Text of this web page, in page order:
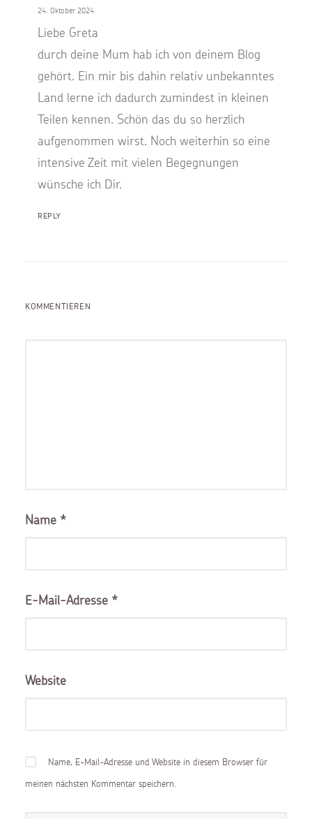
24. Oktober 2024
Liebe Greta
durch deine Mum hab ich von deinem Blog
gehört. Ein mir bis dahin relativ unbekanntes
Land lerne ich dadurch zumindest in kleinen
Teilen kennen. Schön das du so herzlich
aufgenommen wirst. Noch weiterhin so eine
intensive Zeit mit vielen Begegnungen
wünsche ich Dir.
REPLY
KOMMENTIEREN
Name *
E-Mail-Adresse *
Website
Name, E-Mail-Adresse und Website in diesem Browser für
meinen nächsten Kommentar speichern.